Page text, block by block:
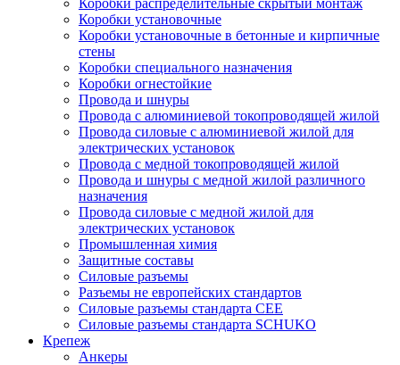
Коробки распределительные скрытый монтаж
Коробки установочные
Коробки установочные в бетонные и кирпичные
стены
Коробки специального назначения
Коробки огнестойкие
Провода и шнуры
Провода с алюминиевой токопроводящей жилой
Провода силовые с алюминиевой жилой для
электрических установок
Провода с медной токопроводящей жилой
Провода и шнуры с медной жилой различного
назначения
Провода силовые с медной жилой для
электрических установок
Промышленная химия
Защитные составы
Силовые разъемы
Разъемы не европейских стандартов
Силовые разъемы стандарта CEE
Силовые разъемы стандарта SCHUKO
Крепеж
Анкеры